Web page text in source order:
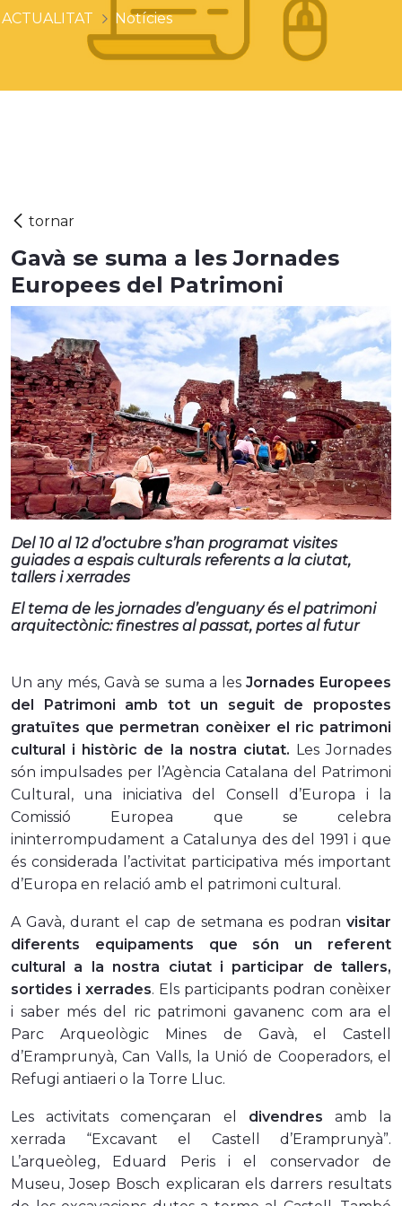
ACTUALITAT Notícies
Gavà se suma a les Jornades
Europees del Patrimoni
Del 10 al 12 d’octubre s’han programat visites
guiades a espais culturals referents a la ciutat,
tallers i xerrades
El tema de les jornades d’enguany és el patrimoni
arquitectònic: finestres al passat, portes al futur
Un any més, Gavà se suma a les Jornades Europees
del Patrimoni amb tot un seguit de propostes
gratuïtes que permetran conèixer el ric patrimoni
cultural i històric de la nostra ciutat. Les Jornades
són impulsades per l’Agència Catalana del Patrimoni
Cultural, una iniciativa del Consell d’Europa i la
Comissió Europea que se celebra
ininterrompudament a Catalunya des del 1991 i que
és considerada l’activitat participativa més important
d’Europa en relació amb el patrimoni cultural.
A Gavà, durant el cap de setmana es podran visitar
diferents equipaments que són un referent
cultural a la nostra ciutat i participar de tallers,
sortides i xerrades. Els participants podran conèixer
i saber més del ric patrimoni gavanenc com ara el
Parc Arqueològic Mines de Gavà, el Castell
d’Eramprunyà, Can Valls, la Unió de Cooperadors, el
Refugi antiaeri o la Torre Lluc.
Les activitats començaran el divendres amb la
xerrada “Excavant el Castell d’Eramprunyà”.
L’arqueòleg, Eduard Peris i el conservador de
Museu, Josep Bosch explicaran els darrers resultats